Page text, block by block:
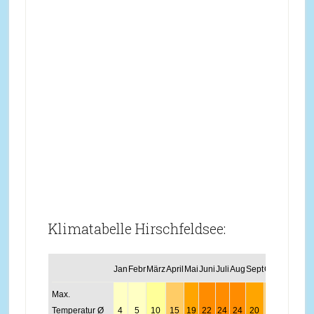
Klimatabelle Hirschfeldsee:
Jan Febr MärzApril MaiJuniJuliAugSeptOkt
Max.
Temperatur Ø
4 5 10 15 19 22 24 24 20